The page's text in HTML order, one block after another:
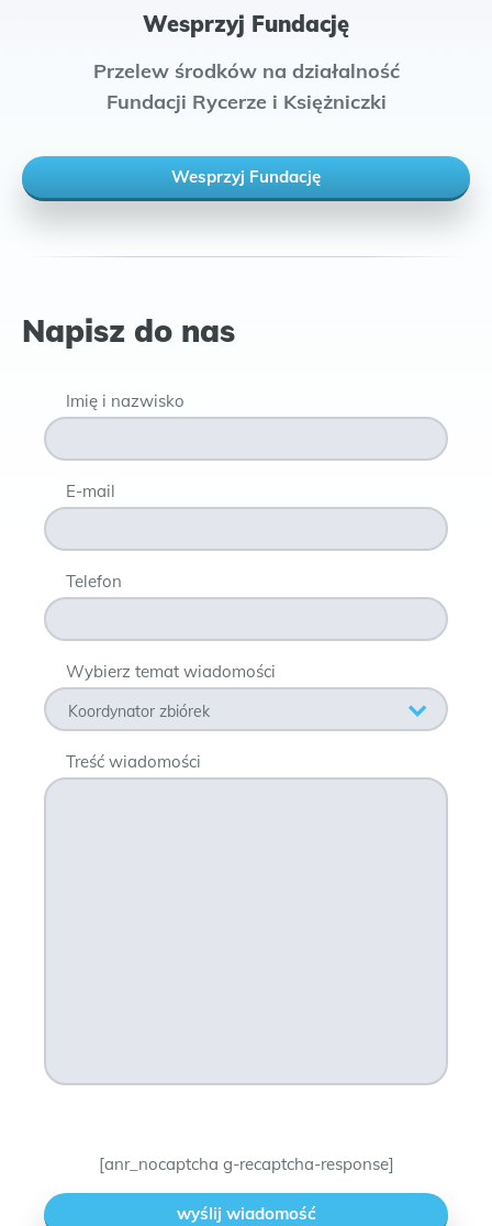
Wesprzyj Fundację
Przelew środków na działalność
Fundacji Rycerze i Księżniczki
Wesprzyj Fundację
Napisz do nas
Imię i nazwisko
E-mail
Telefon
Wybierz temat wiadomości
Treść wiadomości
[anr_nocaptcha g-recaptcha-response]